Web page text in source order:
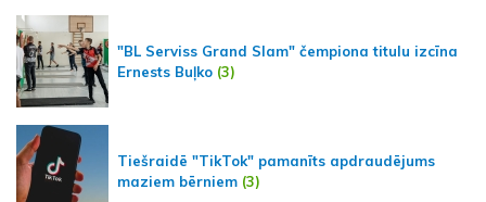
"BL Serviss Grand Slam" čempiona titulu izcīna
Ernests Buļko (3)
Tiešraidē "TikTok" pamanīts apdraudējums
maziem bērniem (3)